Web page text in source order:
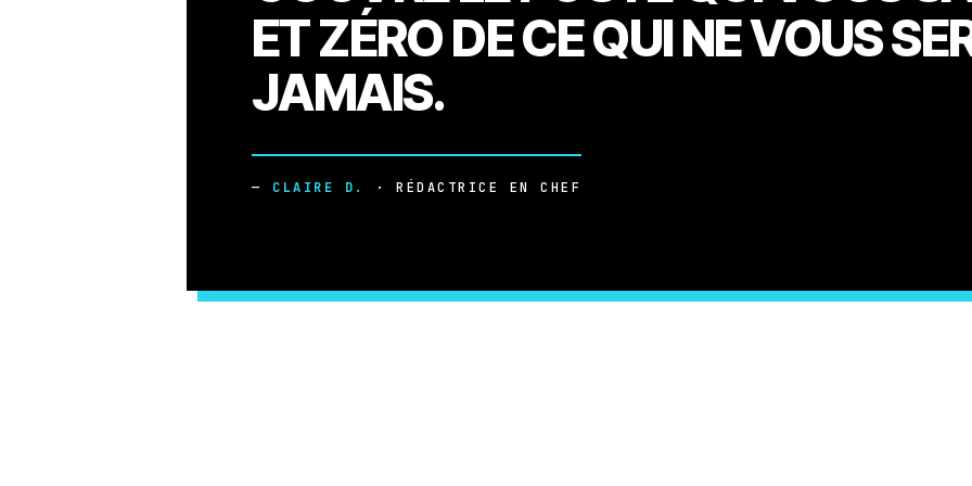
ET ZÉRO DE CE QUI NE VOUS
JAMAIS.
— CLAIRE D. · RÉDACTRICE EN CHEF